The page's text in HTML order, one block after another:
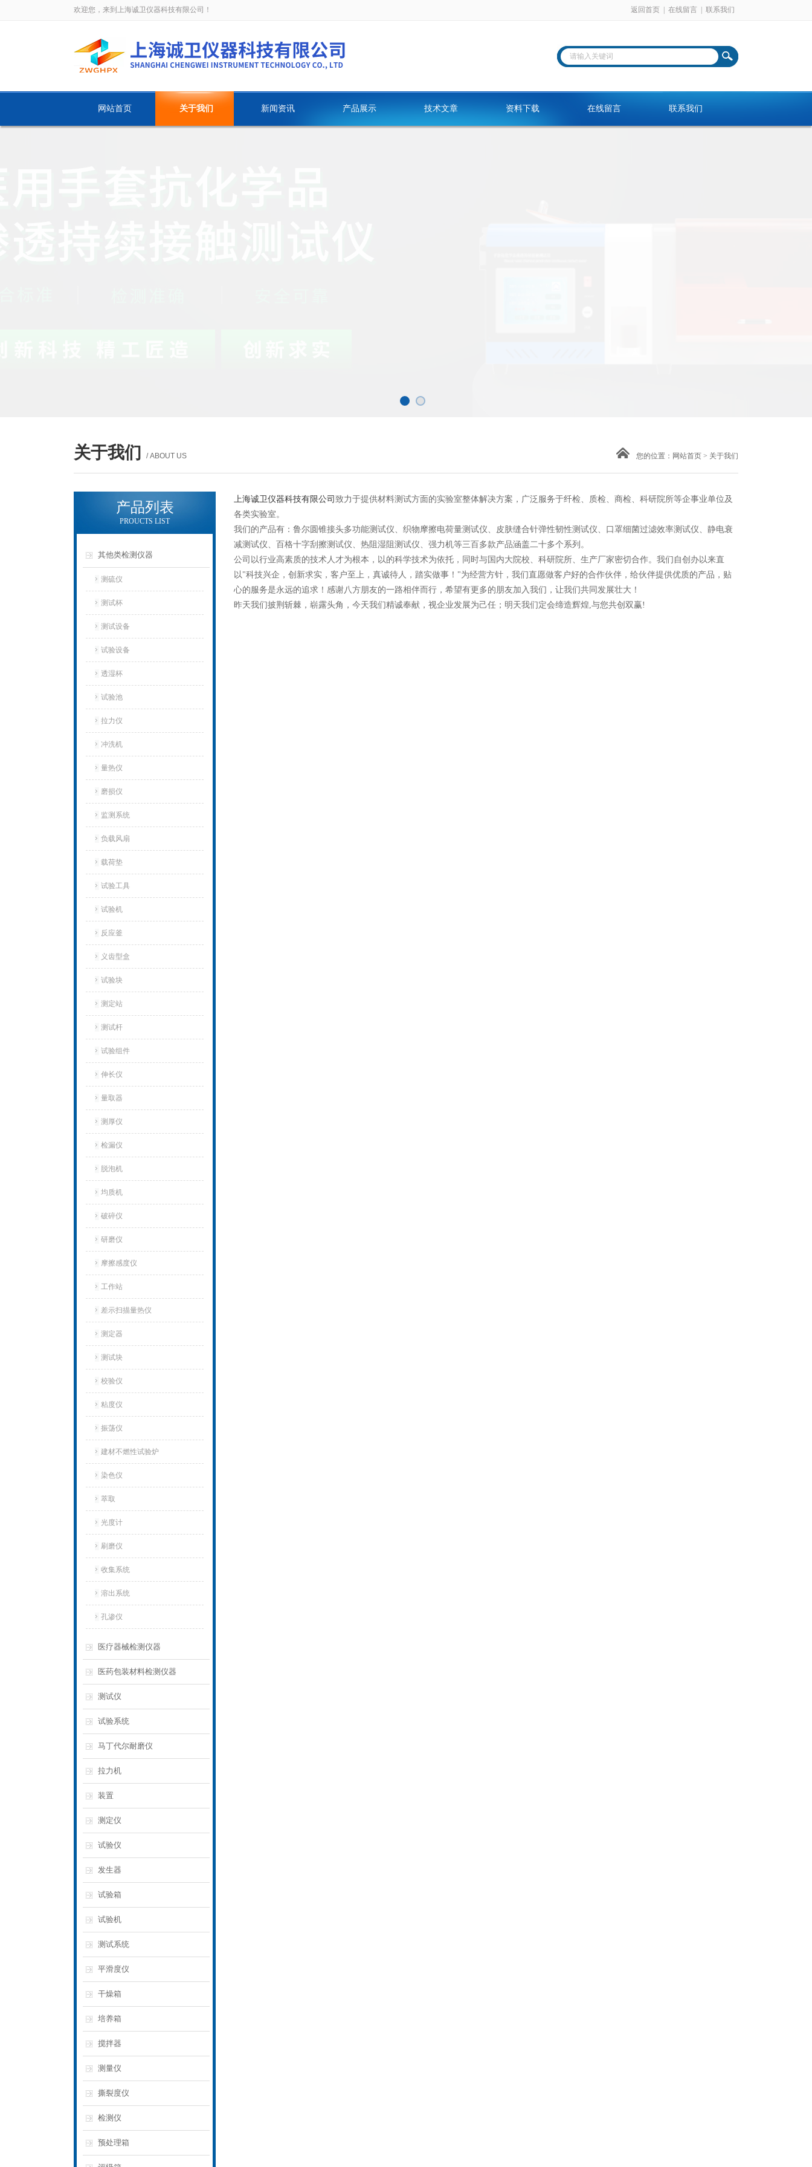
欢迎您，来到上海诚卫仪器科技有限公司！ 返回首页 在线留言 联系我们
网站首页 关于我们 新闻资讯 产品展示 技术文章 资料下载 在线留言 联系我们
关于我们 / ABOUT US 您的位置： 网站首页 > 关于我们
产品列表
PROUCTS LIST
其他类检测仪器
测硫仪
测试杯
测试设备
试验设备
透湿杯
试验池
拉力仪
冲洗机
量热仪
磨损仪
监测系统
负载风扇
载荷垫
试验工具
试验机‌
反应釜
义齿型盒
试验块
测定站‌
测试杆
试验组件
伸长仪
量取器
测厚仪
检漏仪
脱泡机
均质机
破碎仪
研磨仪
摩擦感度仪
工作站
差示扫描量热仪
测定器
测试块
校验仪
粘度仪
振荡仪
建材不燃性试验炉
染色仪
萃取
光度计
刷磨仪
收集系统
溶出系统
孔渗仪
医疗器械检测仪器
医药包装材料检测仪器
测试仪
试验系统
马丁代尔耐磨仪
拉力机
装置
测定仪
试验仪
发生器
试验箱
试验机
测试系统
平滑度仪
干燥箱
培养箱
搅拌器
测量仪
撕裂度仪
检测仪
预处理箱
上海诚卫仪器科技有限公司 致力于提供材料测试方面的实验室整体解决方案，广泛服务于纤检、质检、商检、科研院所等企事业单位及
各类实验室。
我们的产品有：鲁尔圆锥接头多功能测试仪、织物摩擦电荷量测试仪、皮肤缝合针弹性韧性测试仪、口罩细菌过滤效率测试仪、静电衰
减测试仪、百格十字刮擦测试仪、热阻湿阻测试仪、强力机等三百多款产品涵盖二十多个系列。
公司以行业高素质的技术人才为根本，以的科学技术为依托，同时与国内大院校、科研院所、生产厂家密切合作。我们自创办以来直
以"科技兴企，创新求实，客户至上，真诚待人，踏实做事！"为经营方针，我们直愿做客户好的合作伙伴，给伙伴提供优质的产品，贴
心的服务是永远的追求！感谢八方朋友的一路相伴而行，希望有更多的朋友加入我们，让我们共同发展壮大！
昨天我们披荆斩棘，崭露头角，今天我们精诚奉献，视企业发展为己任；明天我们定会缔造辉煌,与您共创双赢!